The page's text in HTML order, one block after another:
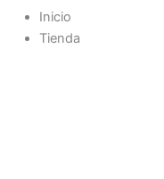
Inicio
Tienda